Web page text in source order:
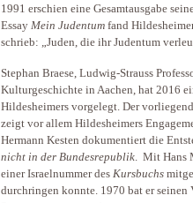
1991 erschien eine Gesamtausgabe
Essay Mein Judentum fand
schrieb: „Juden, die ihr Judentum
Stephan Braese, Ludwig-Strauss
Kulturgeschichte in Aachen, hat 2016
Hildesheimers vorgelegt. Der
zeigt vor allem Hildesheimers
Hermann Kesten dokumentiert die
nicht in der Bundesrepublik. Mit Hans
einer Israelnummer des Kursbuchs
durchringen konnte. 1970 bat er